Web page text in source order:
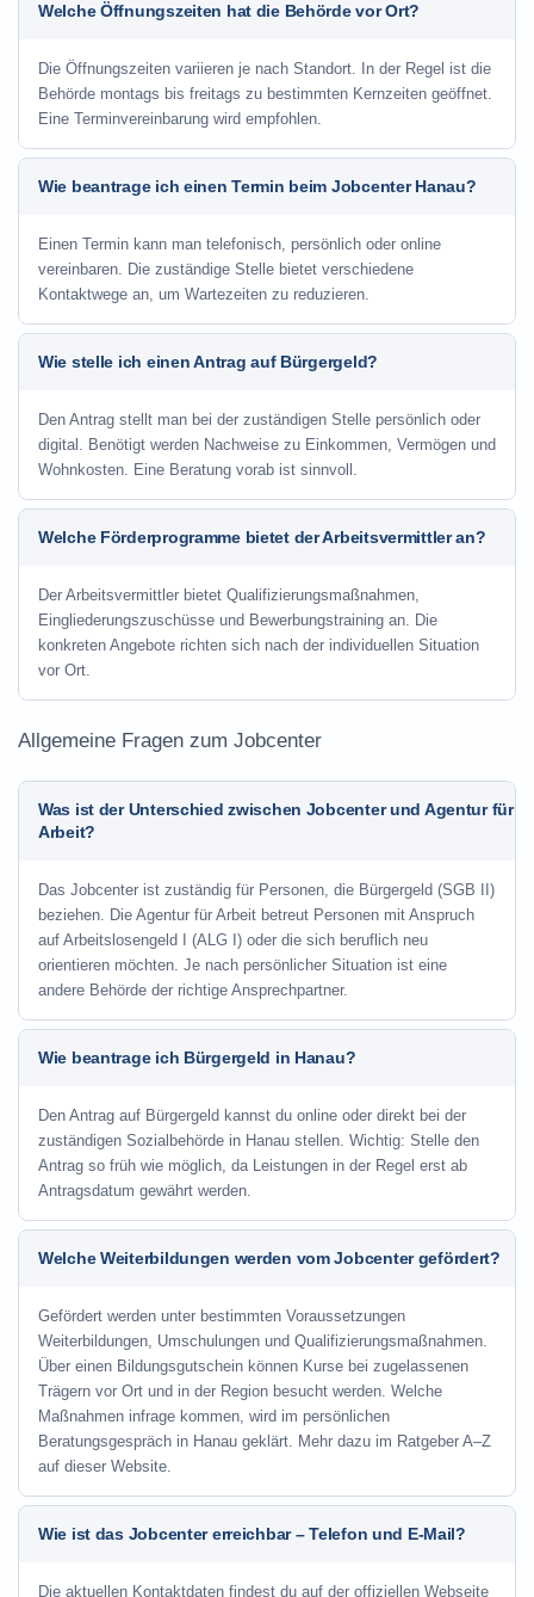
Welche Öffnungszeiten hat die Behörde vor Ort?
Die Öffnungszeiten variieren je nach Standort. In der Regel ist die
Behörde montags bis freitags zu bestimmten Kernzeiten geöffnet.
Eine Terminvereinbarung wird empfohlen.
Wie beantrage ich einen Termin beim Jobcenter Hanau?
Einen Termin kann man telefonisch, persönlich oder online
vereinbaren. Die zuständige Stelle bietet verschiedene
Kontaktwege an, um Wartezeiten zu reduzieren.
Wie stelle ich einen Antrag auf Bürgergeld?
Den Antrag stellt man bei der zuständigen Stelle persönlich oder
digital. Benötigt werden Nachweise zu Einkommen, Vermögen und
Wohnkosten. Eine Beratung vorab ist sinnvoll.
Welche Förderprogramme bietet der Arbeitsvermittler an?
Der Arbeitsvermittler bietet Qualifizierungsmaßnahmen,
Eingliederungszuschüsse und Bewerbungstraining an. Die
konkreten Angebote richten sich nach der individuellen Situation
vor Ort.
Allgemeine Fragen zum Jobcenter
Was ist der Unterschied zwischen Jobcenter und Agentur für
Arbeit?
Das Jobcenter ist zuständig für Personen, die Bürgergeld (SGB II)
beziehen. Die Agentur für Arbeit betreut Personen mit Anspruch
auf Arbeitslosengeld I (ALG I) oder die sich beruflich neu
orientieren möchten. Je nach persönlicher Situation ist eine
andere Behörde der richtige Ansprechpartner.
Wie beantrage ich Bürgergeld in Hanau?
Den Antrag auf Bürgergeld kannst du online oder direkt bei der
zuständigen Sozialbehörde in Hanau stellen. Wichtig: Stelle den
Antrag so früh wie möglich, da Leistungen in der Regel erst ab
Antragsdatum gewährt werden.
Welche Weiterbildungen werden vom Jobcenter gefördert?
Gefördert werden unter bestimmten Voraussetzungen
Weiterbildungen, Umschulungen und Qualifizierungsmaßnahmen.
Über einen Bildungsgutschein können Kurse bei zugelassenen
Trägern vor Ort und in der Region besucht werden. Welche
Maßnahmen infrage kommen, wird im persönlichen
Beratungsgespräch in Hanau geklärt. Mehr dazu im Ratgeber A–Z
auf dieser Website.
Wie ist das Jobcenter erreichbar – Telefon und E-Mail?
Die aktuellen Kontaktdaten findest du auf der offiziellen Webseite